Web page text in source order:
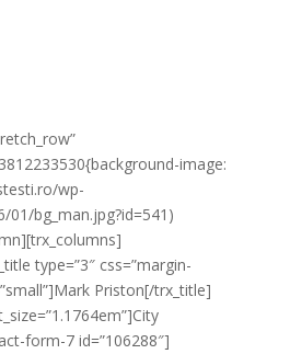
image:
wp-
bg_man.jpg?id=541)
type=”3″ css=”margin-
Priston[/trx_title]
form-7 id=”106288″]